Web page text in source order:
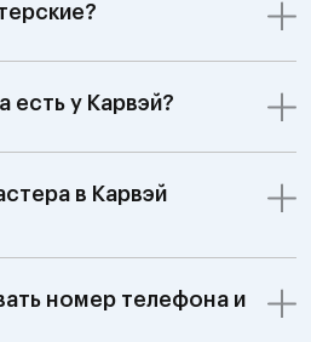
есть у Карвэй?
в Карвэй
номер телефона и